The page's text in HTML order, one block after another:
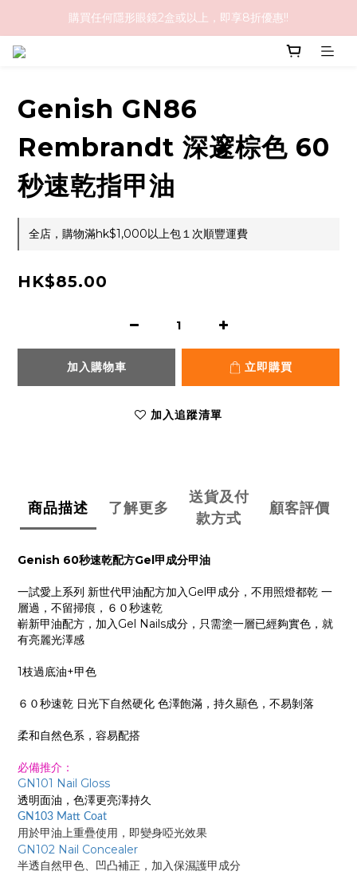
購物滿HK$1,000免順豐運費
購買任何隱形眼鏡2盒或以上，即享8折優惠!!
Genish GN86
Rembrandt 深邃棕色 60
秒速乾指甲油
全店，購物滿hk$1,000以上包１次順豐運費
HK$85.00
加入購物車 立即購買
加入追蹤清單
商品描述 了解更多
送貨及付
款方式
顧客評價
Genish 60秒速乾配方Gel甲成分甲油
一試愛上系列 新世代甲油配方加入Gel甲成分，不用照燈都乾 一
層過，不留掃痕，６０秒速乾
嶄新甲油配方，加入Gel Nails成分，只需塗一層已經夠實色，就
有亮麗光澤感
1枝過底油+甲色
６０秒速乾 日光下自然硬化 色澤飽滿，持久顯色，不易剝落
柔和自然色系，容易配搭
必備推介：
GN101 Nail Gloss
透明面油 ，色澤更亮澤持久
GN103 Matt Coat
用於甲油上重疊使用，即變身啞光效果
GN102 Nail Concealer
半透自然甲色、凹凸補正，加入保濕護甲成分